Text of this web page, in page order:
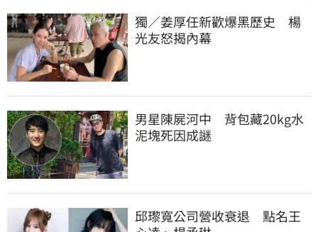
獨／姜厚任新歡爆黑歷史　楊
光友怒揭內幕
男星陳屍河中　背包藏20kg水
泥塊死因成謎
邱瓈寬公司營收衰退　點名王